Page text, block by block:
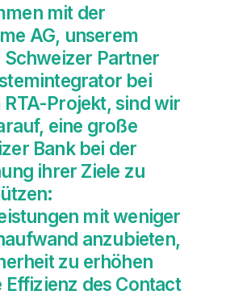
mit der
AG, unserem
Schweizer Partner
bei
RTA-Projekt, sind wir
eine große
Bank bei der
ihrer Ziele zu
mit weniger
anzubieten,
zu erhöhen
Effizienz des Contact